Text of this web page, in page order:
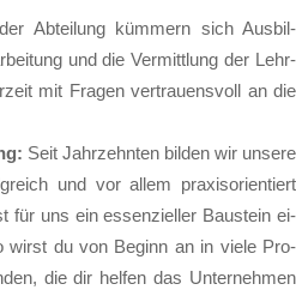
Ab­tei­lung küm­mern sich Aus­bil­
und die Ver­mitt­lung der Lehr­
mit Fra­gen ver­trau­ens­voll an die
Seit Jahr­zehn­ten bil­den wir un­se­re
und vor al­lem pra­xis­ori­en­tier­t
für uns ein es­sen­zi­el­ler Bau­stein ei­
wirst du von Be­ginn an in vie­le Pro­
die dir hel­fen das Un­ter­neh­men